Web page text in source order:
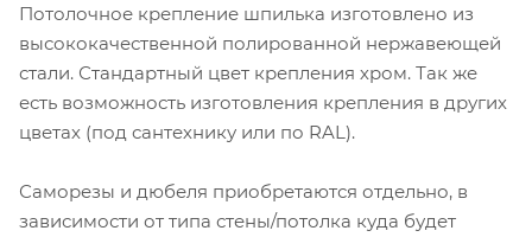
Потолочное крепление шпилька изготовлено из
высококачественной полированной нержавеющей
стали. Стандартный цвет крепления хром. Так же
есть возможность изготовления крепления в других
цветах (под сантехнику или по RAL).
Саморезы и дюбеля приобретаются отдельно, в
зависимости от типа стены/потолка куда будет